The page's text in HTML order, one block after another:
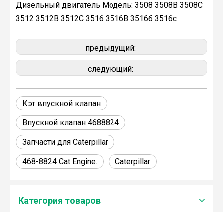
Дизельный двигатель Модель: 3508 3508B 3508C
3512 3512B 3512C 3516 3516B 3516б 3516c
предыдущий:
следующий:
Кэт впускной клапан
Впускной клапан 4688824
Запчасти для Caterpillar
468-8824 Cat Engine. Caterpillar
Категория товаров